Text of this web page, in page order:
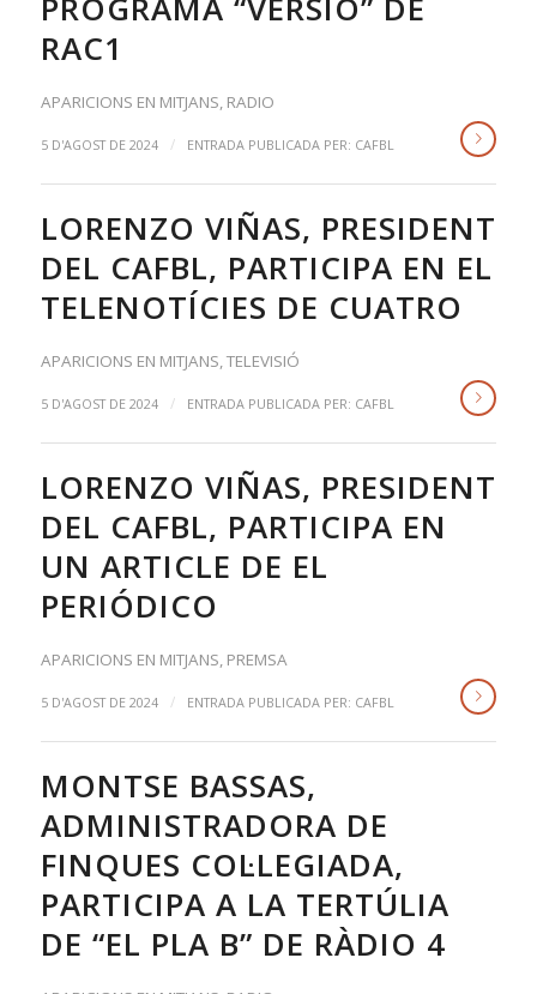
RAC1
APARICIONS EN MITJANS, RADIO
5 D'AGOST DE 2024 / ENTRADA PUBLICADA PER: CAFBL
LORENZO VIÑAS, PRESIDENT
DEL CAFBL, PARTICIPA EN EL
TELENOTÍCIES DE CUATRO
APARICIONS EN MITJANS,TELEVISIÓ
5 D'AGOST DE 2024 / ENTRADA PUBLICADA PER: CAFBL
LORENZO VIÑAS, PRESIDENT
DEL CAFBL, PARTICIPA EN
UN ARTICLE DE EL
PERIÓDICO
APARICIONS EN MITJANS, PREMSA
5 D'AGOST DE 2024 / ENTRADA PUBLICADA PER: CAFBL
MONTSE BASSAS,
ADMINISTRADORA DE
FINQUES COL·LEGIADA,
PARTICIPA A LA TERTÚLIA
DE “EL PLA B” DE RÀDIO 4